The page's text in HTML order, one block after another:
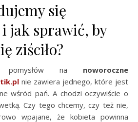
się
jak sprawić, by
ziściło?
pomysłów na noworoczne
nie zawiera jednego, które jest
wśród pań. A chodzi oczywiście o
Czy tego chcemy, czy też nie,
wpajane, że kobieta powinna